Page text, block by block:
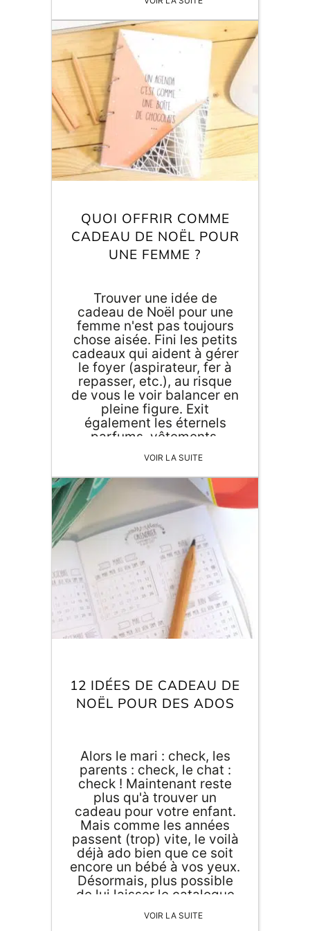
trouvez dans cette
sélection une idée pour le
cadeau de Noël réussi du
féru de lamas.
QUOI OFFRIR COMME
CADEAU DE NOËL POUR
UNE FEMME ?
Trouver une idée de
cadeau de Noël pour une
femme n'est pas toujours
chose aisée. Fini les petits
cadeaux qui aident à gérer
le foyer (aspirateur, fer à
repasser, etc.), au risque
de vous le voir balancer en
pleine figure. Exit
également les éternels
parfums, vêtements,
bijoux, Mme en a déjà un
paquet. Et puis il serait
temps de trouver de
nouvelles idées pour un
cadeau parfait. Si Mr n'est
pas très inspiré, on vous
donne nos meilleures idées
originales pour différents
budgets.
VOIR LA SUITE
12 IDÉES DE CADEAU DE
NOËL POUR DES ADOS
Alors le mari : check, les
parents : check, le chat :
check ! Maintenant reste
plus qu'à trouver un
cadeau pour votre enfant.
Mais comme les années
passent (trop) vite, le voilà
déjà ado bien que ce soit
encore un bébé à vos yeux.
Désormais, plus possible
de lui laisser le catalogue
d'un magasin de jouet sous
les yeux pour qu'il entoure
VOIR LA SUITE